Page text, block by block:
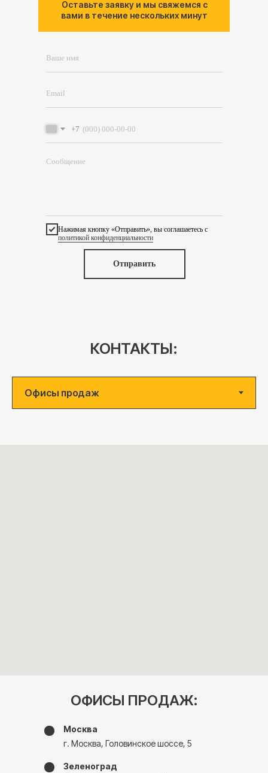
+7
Нажимая кнопку «Отправить», вы соглашаетесь с
политикой конфиденциальности
Отправить
Оставьте заявку и мы свяжемся с
вами в течение нескольких минут
КОНТАКТЫ:
ОФИСЫ ПРОДАЖ:
Зеленоград
г. Москва, Головинское шоссе, 5
Москва